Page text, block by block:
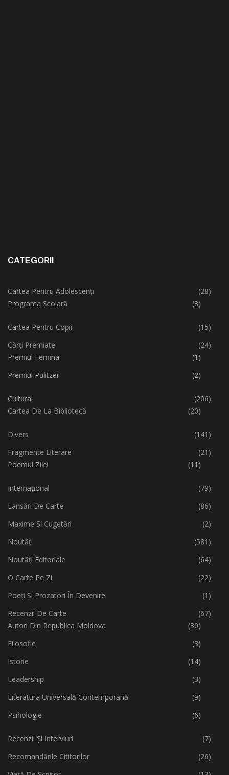
CATEGORII
Cartea Pentru Adolescenți
(28)
Programa Școlară
(8)
Cartea Pentru Copii
(15)
Cărți Premiate
(24)
Premiul Femina
(1)
Premiul Pulitzer
(2)
Cultural
(206)
Cartea De La Bibliotecă
(20)
Divers
(141)
Fragmente Literare
(21)
Poemul Zilei
(11)
Internațional
(79)
Lansări De Carte
(86)
Maxime Și Cugetări
(2)
Noutăți
(581)
Noutăți Editoriale
(64)
O Carte Pe Zi
(22)
Poeți Și Prozatori În Devenire
(1)
Recenzii De Carte
(67)
Autori Din Republica Moldova
(30)
Filosofie
(3)
Istorie
(14)
Leadership
(3)
Literatura Universală Contemporană
(9)
Psihologie
(6)
Recenzii Și Interviuri
(7)
Recomandările Cititorilor
(26)